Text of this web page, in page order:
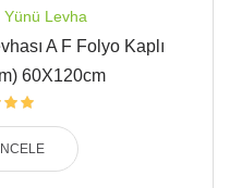
Yünü Levha
A F Folyo Kaplı
60X120cm